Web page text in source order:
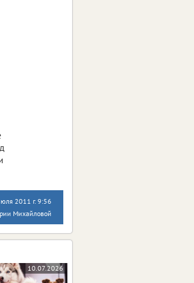
2011 г. 9:56
Михайловой
10.07.2026